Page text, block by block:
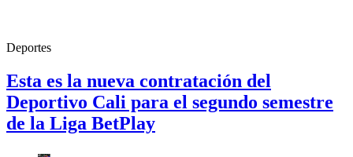
Deportes
Esta es la nueva contratación del
Deportivo Cali para el segundo semestre
de la Liga BetPlay